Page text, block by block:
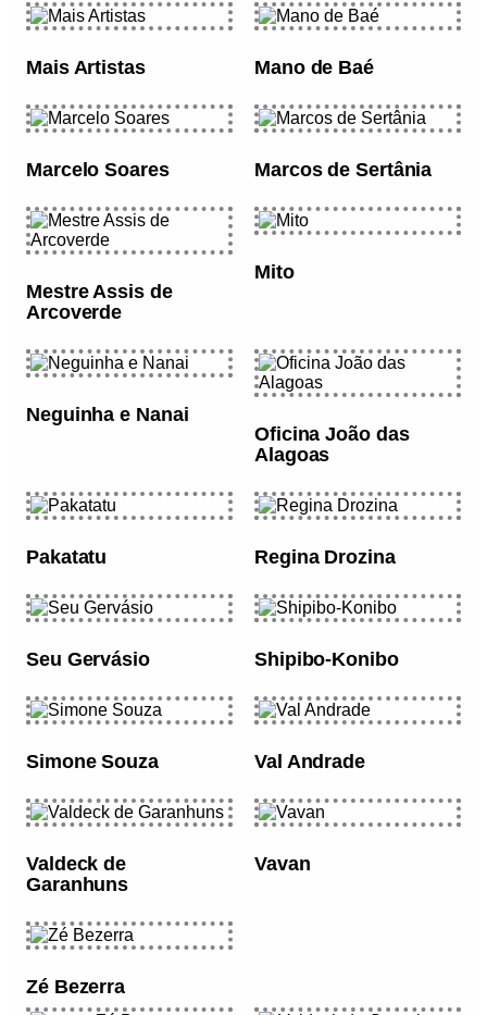
Mais Artistas Mano de Baé
Marcelo Soares Marcos de Sertânia
Mestre Assis de
Arcoverde
Mito
Neguinha e Nanai
Oficina João das
Alagoas
Pakatatu Regina Drozina
Seu Gervásio Shipibo-Konibo
Simone Souza Val Andrade
Valdeck de
Garanhuns
Vavan
Zé Bezerra